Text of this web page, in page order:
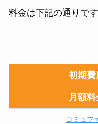
料金は下記の通りです
初期費
月額料
コミュフ